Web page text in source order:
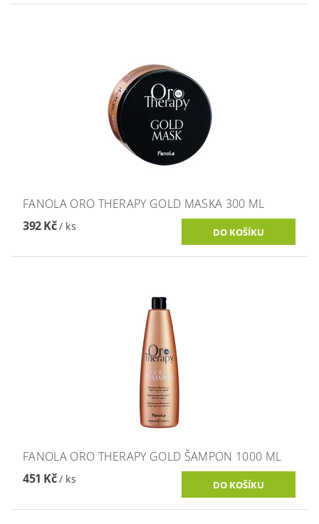
FANOLA ORO THERAPY GOLD MASKA 300 ML
392 Kč/ ks
FANOLA ORO THERAPY GOLD ŠAMPON 1000 ML
451 Kč/ ks